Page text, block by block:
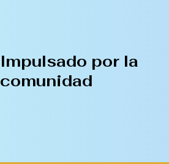
Impulsado por la
comunidad